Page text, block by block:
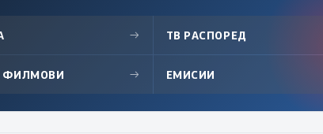
→ ТВ РАСПОРЕД
ФИЛМОВИ → ЕМИСИИ